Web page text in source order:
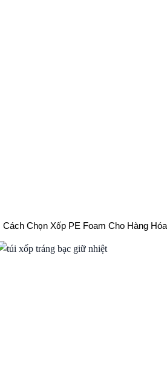
Cách Chọn Xốp PE Foam Cho Hàng Hóa